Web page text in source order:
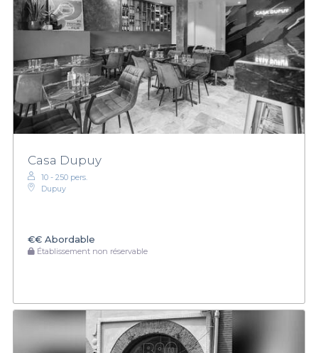
Casa Dupuy
10 - 250 pers.
Dupuy
€€ Abordable
Établissement non réservable